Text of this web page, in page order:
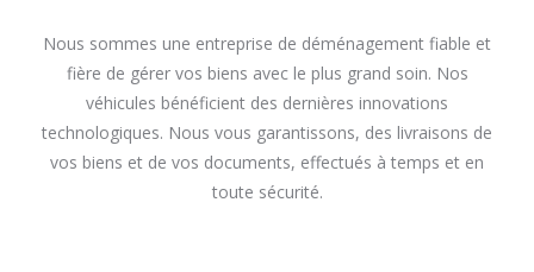
Nous sommes une entreprise de déménagement fiable et
fière de gérer vos biens avec le plus grand soin. Nos
véhicules bénéficient des dernières innovations
technologiques. Nous vous garantissons, des livraisons de
vos biens et de vos documents, effectués à temps et en
toute sécurité.